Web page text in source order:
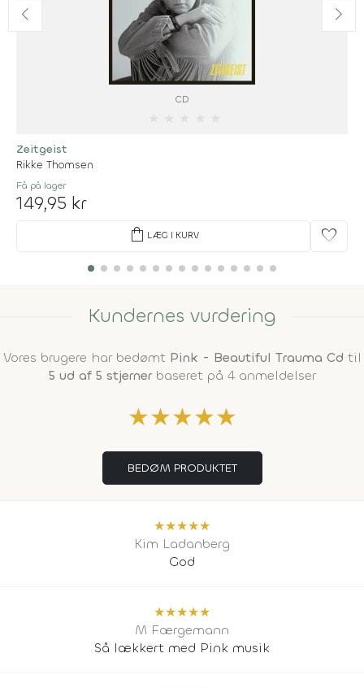
CD
Zeitgeist
Rikke Thomsen
Få på lager
149,95 kr
shopping_bag LÆG I KURV favorite
Kundernes vurdering
Vores brugere har bedømt Pink - Beautiful Trauma Cd til
5 ud af 5 stjernerbaseret på 4 anmeldelser
★★★★★
BEDØM PRODUKTET
★★★★★
Kim Ladanberg
God
★★★★★
M Færgemann
Så lækkert med Pink musik